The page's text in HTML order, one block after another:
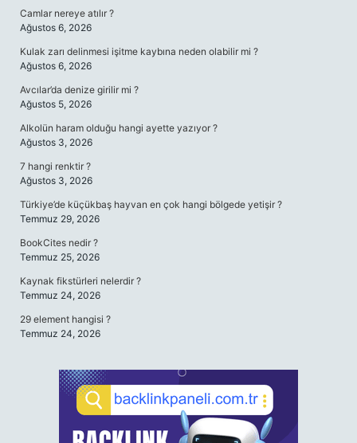
Camlar nereye atılır ?
Ağustos 6, 2026
Kulak zarı delinmesi işitme kaybına neden olabilir mi ?
Ağustos 6, 2026
Avcılar’da denize girilir mi ?
Ağustos 5, 2026
Alkolün haram olduğu hangi ayette yazıyor ?
Ağustos 3, 2026
7 hangi renktir ?
Ağustos 3, 2026
Türkiye’de küçükbaş hayvan en çok hangi bölgede yetişir ?
Temmuz 29, 2026
BookCites nedir ?
Temmuz 25, 2026
Kaynak fikstürleri nelerdir ?
Temmuz 24, 2026
29 element hangisi ?
Temmuz 24, 2026